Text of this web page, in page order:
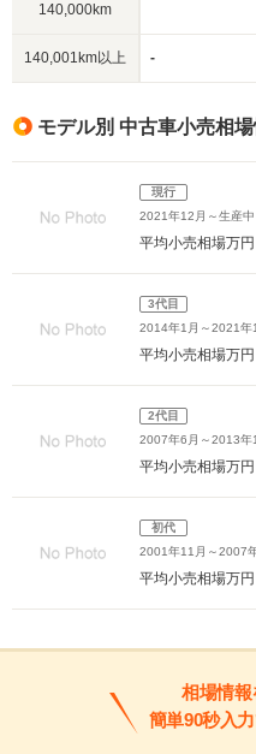
140,000km
140,001km以上 -
モデル別 中古車小売相
現行
2021年12月～生産中
平均小売相場万円
3代目
2014年1月～2021年
平均小売相場万円
2代目
2007年6月～2013年
平均小売相場万円
初代
2001年11月～2007
平均小売相場万円
相場情報
簡単90秒入